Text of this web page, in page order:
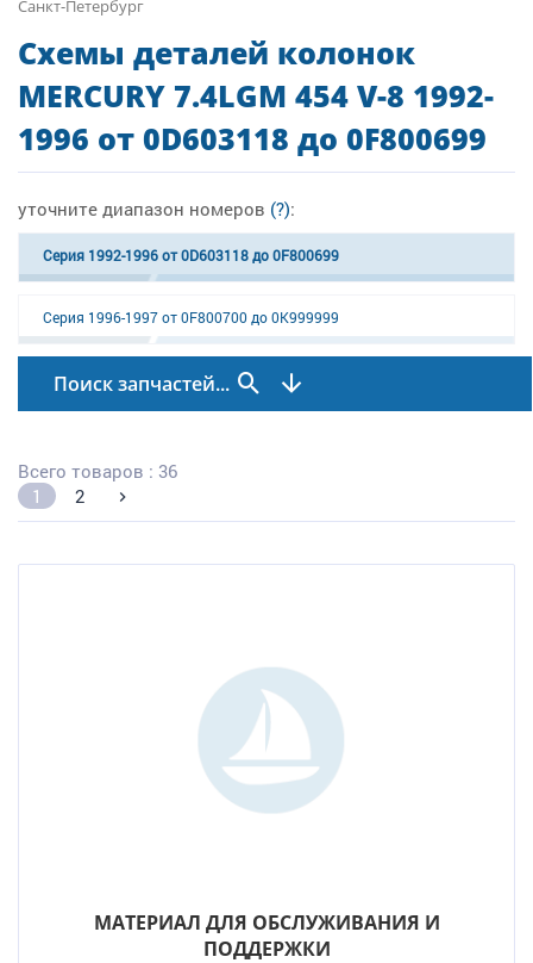
Санкт-Петербург
Схемы деталей колонок
MERCURY 7.4LGM 454 V-8 1992-
1996 от 0D603118 до 0F800699
уточните диапазон номеров (?):
Серия 1992-1996 от 0D603118 до 0F800699
Серия 1996-1997 от 0F800700 до 0K999999
Поиск запчастей...
Всего товаров : 36
1
2
МАТЕРИАЛ ДЛЯ ОБСЛУЖИВАНИЯ И
ПОДДЕРЖКИ